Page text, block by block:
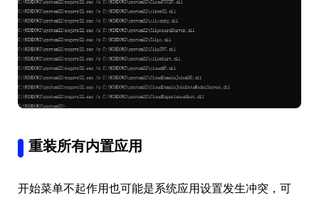
重装所有内置应用
开始菜单不起作用也可能是系统应用设置发生冲突，可